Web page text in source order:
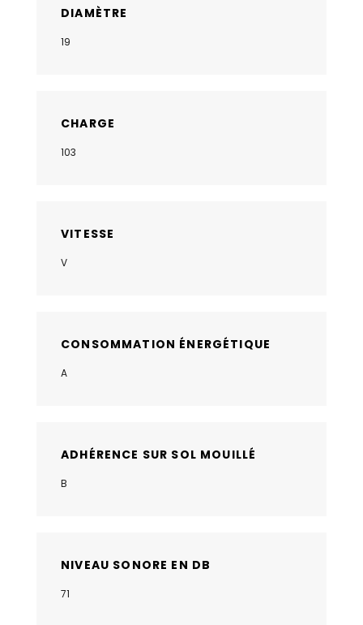
DIAMÈTRE
19
CHARGE
103
VITESSE
V
CONSOMMATION ÉNERGÉTIQUE
A
ADHÉRENCE SUR SOL MOUILLÉ
B
NIVEAU SONORE EN DB
71